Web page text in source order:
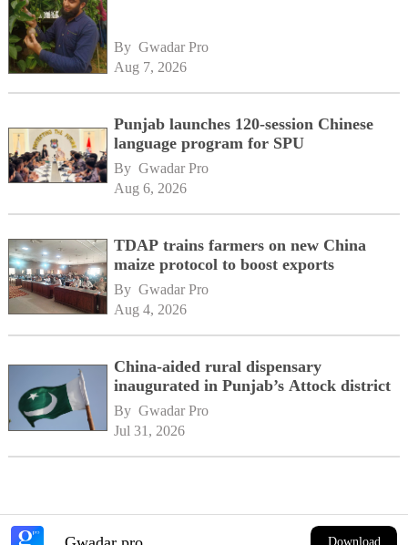
By Gwadar Pro
Aug 7, 2026
Punjab launches 120-session Chinese
language program for SPU
By Gwadar Pro
Aug 6, 2026
TDAP trains farmers on new China
maize protocol to boost exports
By Gwadar Pro
Aug 4, 2026
China-aided rural dispensary
inaugurated in Punjab’s Attock district
By Gwadar Pro
Jul 31, 2026
Download